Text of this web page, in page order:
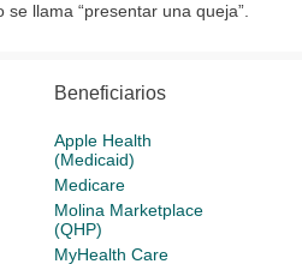
llama “presentar una queja”.
Beneficiarios
Apple Health
(Medicaid)
Medicare
Molina Marketplace
(QHP)
MyHealth Care